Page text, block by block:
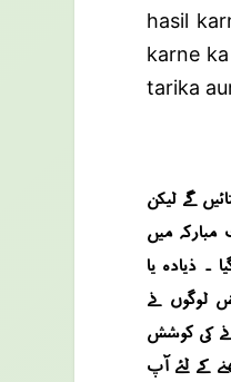
hasil
karne
tarika
کو 450 مرتبہ ورد کرنے کے فائدے بتائیں گے لیکن
مبارکہ میں
۔ ذیادہ یا
لوگوں نے
کی کوشش
کے لئے آپ